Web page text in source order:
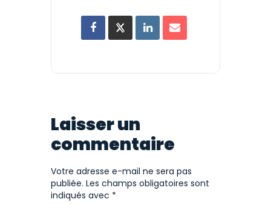
Laisser un
commentaire
Votre adresse e-mail ne sera pas
publiée. Les champs obligatoires sont
indiqués avec *